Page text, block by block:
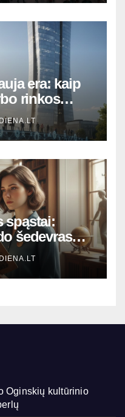
era: kaip
rinkos
spąstai:
šedevras
nei bet
Oginskių kultūrinio